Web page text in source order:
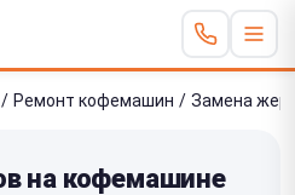
/ Ремонт кофемашин / Замена
на кофемашине